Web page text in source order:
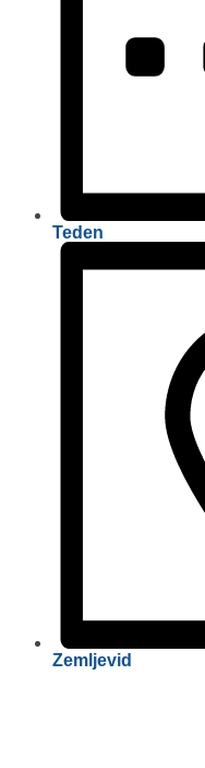
Teden
Zemljevid